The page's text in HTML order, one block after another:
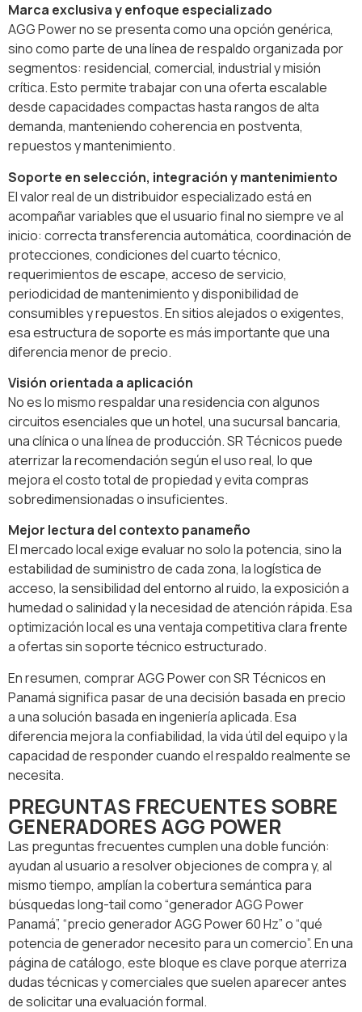
Marca exclusiva y enfoque especializado
AGG Power no se presenta como una opción genérica,
sino como parte de una línea de respaldo organizada por
segmentos: residencial, comercial, industrial y misión
crítica. Esto permite trabajar con una oferta escalable
desde capacidades compactas hasta rangos de alta
demanda, manteniendo coherencia en postventa,
repuestos y mantenimiento.
Soporte en selección, integración y mantenimiento
El valor real de un distribuidor especializado está en
acompañar variables que el usuario final no siempre ve al
inicio: correcta transferencia automática, coordinación de
protecciones, condiciones del cuarto técnico,
requerimientos de escape, acceso de servicio,
periodicidad de mantenimiento y disponibilidad de
consumibles y repuestos. En sitios alejados o exigentes,
esa estructura de soporte es más importante que una
diferencia menor de precio.
Visión orientada a aplicación
No es lo mismo respaldar una residencia con algunos
circuitos esenciales que un hotel, una sucursal bancaria,
una clínica o una línea de producción. SR Técnicos puede
aterrizar la recomendación según el uso real, lo que
mejora el costo total de propiedad y evita compras
sobredimensionadas o insuficientes.
Mejor lectura del contexto panameño
El mercado local exige evaluar no solo la potencia, sino la
estabilidad de suministro de cada zona, la logística de
acceso, la sensibilidad del entorno al ruido, la exposición a
humedad o salinidad y la necesidad de atención rápida. Esa
optimización local es una ventaja competitiva clara frente
a ofertas sin soporte técnico estructurado.
En resumen, comprar AGG Power con SR Técnicos en
Panamá significa pasar de una decisión basada en precio
a una solución basada en ingeniería aplicada. Esa
diferencia mejora la confiabilidad, la vida útil del equipo y la
capacidad de responder cuando el respaldo realmente se
necesita.
PREGUNTAS FRECUENTES SOBRE
GENERADORES AGG POWER
Las preguntas frecuentes cumplen una doble función:
ayudan al usuario a resolver objeciones de compra y, al
mismo tiempo, amplían la cobertura semántica para
búsquedas long-tail como “generador AGG Power
Panamá”, “precio generador AGG Power 60 Hz” o “qué
potencia de generador necesito para un comercio”. En una
página de catálogo, este bloque es clave porque aterriza
dudas técnicas y comerciales que suelen aparecer antes
de solicitar una evaluación formal.